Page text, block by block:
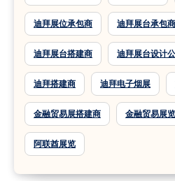
迪拜展位承包商 迪拜展台承包商
迪拜展台搭建商 迪拜展台设计
迪拜搭建商 迪拜电子烟展
金融贸易展搭建商 金融贸易展
阿联酋展览